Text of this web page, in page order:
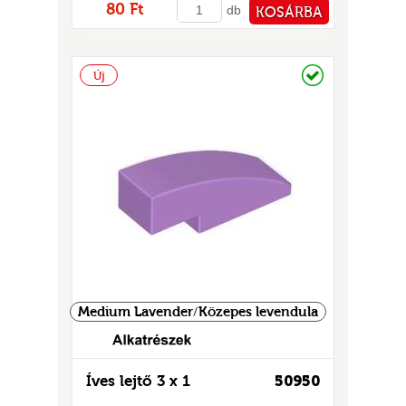
80 Ft db KOSÁRBA
Új
Medium Lavender/Közepes levendula
50950
Íves lejtő 3 x 1